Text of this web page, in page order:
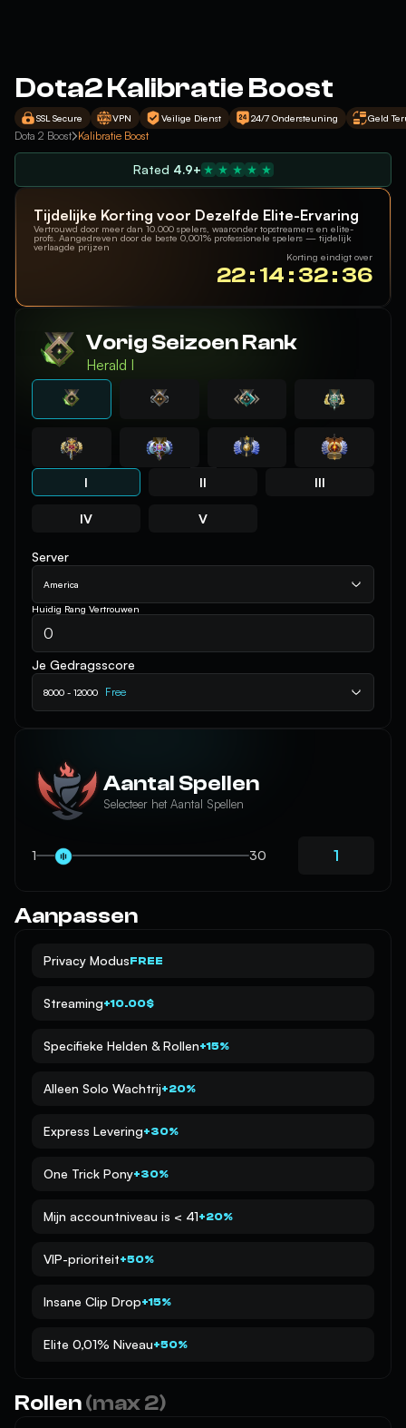
Dota2 Kalibratie Boost
SSL Secure VPN Veilige Dienst 24/7 Ondersteuning Geld
Dota 2 Boost Kalibratie Boost
Rated 4.9+
Tijdelijke Korting voor Dezelfde Elite-Ervaring
Vertrouwd door meer dan 10.000 spelers, waaronder topstreamers en elite-
profs. Aangedreven door de beste 0,001% professionele spelers — tijdelijk
verlaagde prijzen
Korting eindigt over
22 : 14 : 32 : 36
Vorig Seizoen Rank
Herald I
I II III
IV V
Server
America
Huidig Rang Vertrouwen
Je Gedragsscore
8000 - 12000 Free
Aantal Spellen
Selecteer het Aantal Spellen
1 30
Aanpassen
Privacy ModusFREE
Streaming+10.00$
Specifieke Helden & Rollen+15%
Alleen Solo Wachtrij+20%
Express Levering+30%
One Trick Pony+30%
Mijn accountniveau is < 41+20%
VIP-prioriteit+50%
Insane Clip Drop+15%
Elite 0,01% Niveau+50%
Rollen(max 2)